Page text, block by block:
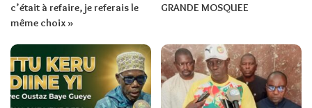
c’était à refaire, je referais le
même choix »
GRANDE MOSQUEE